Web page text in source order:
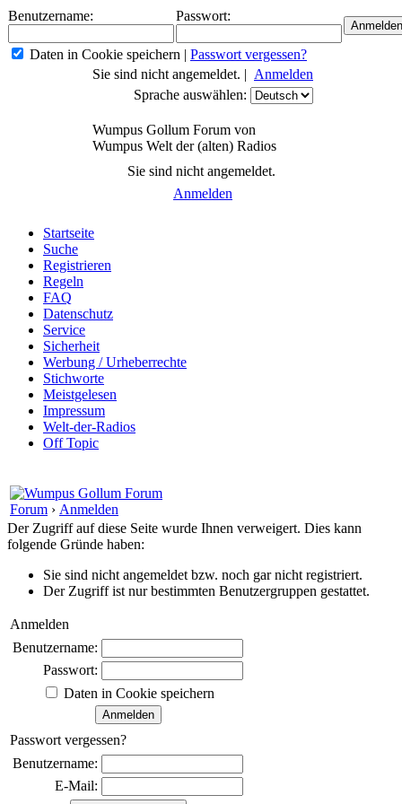
Benutzername: Passwort:
Daten in Cookie speichern | Passwort vergessen?
Sie sind nicht angemeldet. | Anmelden
Sprache auswählen:
Wumpus Gollum Forum von
Wumpus Welt der (alten) Radios
Sie sind nicht angemeldet.
Anmelden
Startseite
Suche
Registrieren
Regeln
FAQ
Datenschutz
Service
Sicherheit
Werbung / Urheberrechte
Stichworte
Meistgelesen
Impressum
Welt-der-Radios
Off Topic
Forum › Anmelden
Der Zugriff auf diese Seite wurde Ihnen verweigert. Dies kann
folgende Gründe haben:
Sie sind nicht angemeldet bzw. noch gar nicht registriert.
Der Zugriff ist nur bestimmten Benutzergruppen gestattet.
Anmelden
Benutzername:
Passwort:
Daten in Cookie speichern
Passwort vergessen?
Benutzername:
E-Mail: